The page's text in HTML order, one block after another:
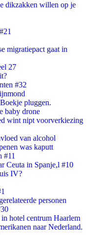
dikzakken willen op je
migratiepact gaat in
27
#32
pluggen.
baby drone
wint nipt voorverkiezing
van alcohol
was kaputt
#11
Ceuta in Spanje,l #10
IV?
personen
hotel centrum Haarlem
naar Nederland.